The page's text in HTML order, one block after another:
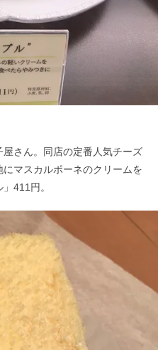
さん。同店の定番人気チーズ
マスカルポーネのクリームを
411円。